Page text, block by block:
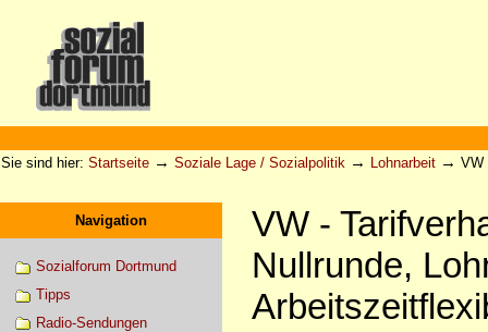
Werkzeuge
Sie sind hier: Startseite → Soziale Lage / Sozialpolitik → Lohnarbeit → VW
Navigation
Sozialforum Dortmund
Tipps
Radio-Sendungen
VW -
Nullrunde,